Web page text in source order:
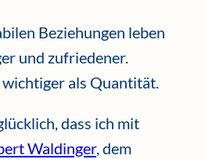
Beziehungen leben
und zufriedener.
als Quantität.
dass ich mit
Waldinger, dem